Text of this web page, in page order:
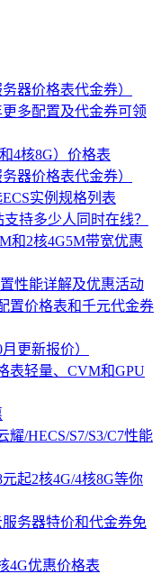
器价格表代金券）
多配置及代金券可领
4核8G）价格表
器价格表代金券）
实例规格列表
持多少人同时在线？
和2核4G5M带宽优惠
性能详解及优惠活动
置价格表和千元代金券
更新报价）
表轻量、CVM和GPU
耀/HECS/S7/S3/C7性能
起2核4G/4核8G等你
务器特价和代金券免
4G优惠价格表